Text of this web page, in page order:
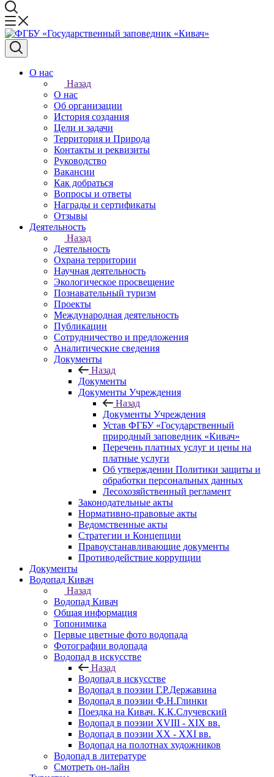
О нас
Назад
О нас
Об организации
История создания
Цели и задачи
Территория и Природа
Контакты и реквизиты
Руководство
Вакансии
Как добраться
Вопросы и ответы
Награды и сертификаты
Отзывы
Деятельность
Назад
Деятельность
Охрана территории
Научная деятельность
Экологическое просвещение
Познавательный туризм
Проекты
Международная деятельность
Публикации
Сотрудничество и предложения
Аналитические сведения
Документы
Назад
Документы
Документы Учреждения
Назад
Документы Учреждения
Устав ФГБУ «Государственный
природный заповедник «Кивач»
Перечень платных услуг и цены на
платные услуги
Об утверждении Политики защиты и
обработки персональных данных
Лесохозяйственный регламент
Законодательные акты
Нормативно-правовые акты
Ведомственные акты
Стратегии и Концепции
Правоустанавливающие документы
Противодействие коррупции
Документы
Водопад Кивач
Назад
Водопад Кивач
Общая информация
Топонимика
Первые цветные фото водопада
Фотографии водопада
Водопад в искусстве
Назад
Водопад в искусстве
Водопад в поэзии Г.Р.Державина
Водопад в поэзии Ф.Н.Глинки
Поездка на Кивач. К.К.Случевский
Водопад в поэзии XVIII - XIX вв.
Водопад в поэзии XX - XXI вв.
Водопад на полотнах художников
Водопад в литературе
Смотреть он-лайн